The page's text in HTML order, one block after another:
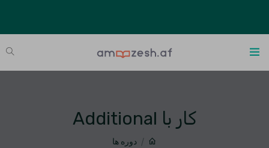
کار با Additional
دوره ها